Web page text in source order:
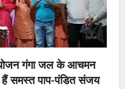
गंगा जल के आचमन
हैं समस्त पाप-पंडित संजय